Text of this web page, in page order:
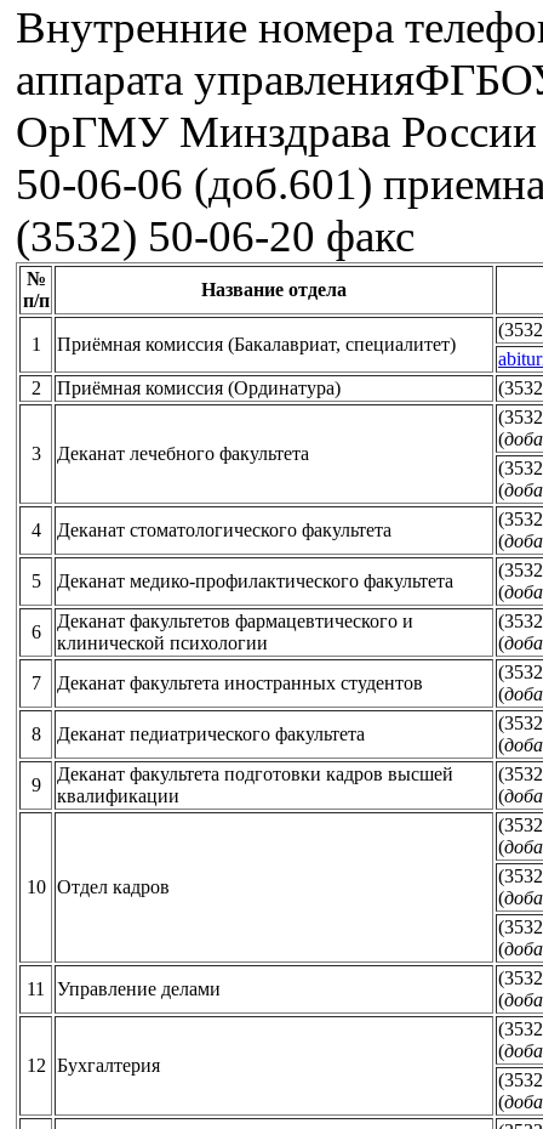
Внутренние номера
аппарата
ОрГМУ Минздрава России
50-06-06 (доб.601)
(3532) 50-06-20 факс
№
п/п
Название отдела
1 Приёмная комиссия (Бакалавриат, специалитет)
2
Приёмная комиссия (Ординатура)
3 Деканат лечебного факультета
(
(
4
Деканат стоматологического факультета
(
5
Деканат медико-профилактического факультета
(
6
Деканат факультетов фармацевтического и
клинической психологии
(
7
Деканат факультета иностранных студентов
(
8
Деканат педиатрического факультета
(
9
Деканат факультета подготовки кадров высшей
квалификации
(
10 Отдел кадров
(
(
(
11
Управление делами
(
12 Бухгалтерия
(
(